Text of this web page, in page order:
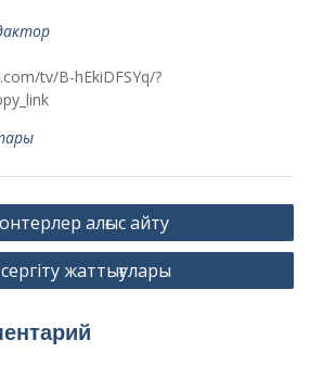
tv/B-hEkiDFSYq/?
алғыс айту
жаттығулары